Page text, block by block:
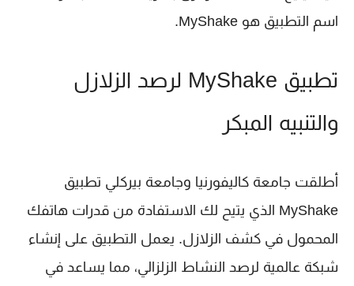
اسم التطبيق هو MyShake
.
تطبيق MyShake لرصد الزلازل
والتنبيه المبكر
أطلقت جامعة كاليفورنيا وجامعة بيركلي تطبيق
MyShake الذي يتيح لك الاستفادة من قدرات هاتفك
المحمول في كشف الزلازل. يعمل التطبيق على إنشاء
شبكة عالمية لرصد النشاط الزلزالي، مما يساعد في